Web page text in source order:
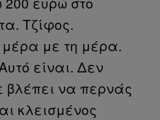
Τζίφος.
μέρα με τη μέρα.
είναι. Δεν
βλέπει να περνάς
κλεισμένος